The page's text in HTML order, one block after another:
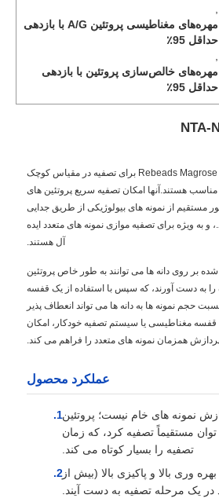
مهره‌های مغناطیسی پروتئین A/G با بازدهی
حداقل 95٪
مهره‌های خالص‌سازی پروتئین با بازدهی
حداقل 95٪
Rebeads Magrose NTA-Ni Magnetic Beads برای تصفیه در مقیاس کوچک
هستند.آنها امکان تصفیه سریع پروتئین های
مستقیم از نمونه های بیولوژیکی از طریق جدایی
به ویژه برای تصفیه موازی نمونه های متعدد ایده
آل هستند.
بر روی دانه ها می توانند به طور خاص پروتئین
به دست آورند، که سپس با استفاده از یک قفسه
حجم نمونه ها به دانه ها می تواند انعطاف پذیر
مغناطیسی یا سیستم تصفیه خودکار، امکان
همزمان نمونه های متعدد را فراهم می کند.
عملکرد محصول
نمونه های خام نیست؛ پروتئین
مستقیماً تصفیه کرد، که زمان
تصفیه را بسیار کوتاه می کند.
وری بالا و پاکیزی بالا (بیش از